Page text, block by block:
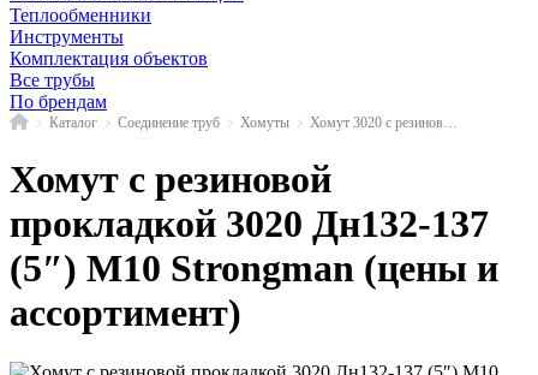
Теплообменники
Инструменты
Комплектация объектов
Все трубы
По брендам
ГлавнаяКаталог Соединение труб Хомуты
Хомут с резиновой
прокладкой 3020 Дн132-137
(5″) М10 Strongman (цены и
ассортимент)